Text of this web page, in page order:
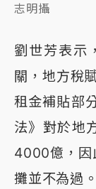
志明攝
劉世芳表示
關，地方稅
租金補貼部
法》對於地
4000億，因
攤並不為過。